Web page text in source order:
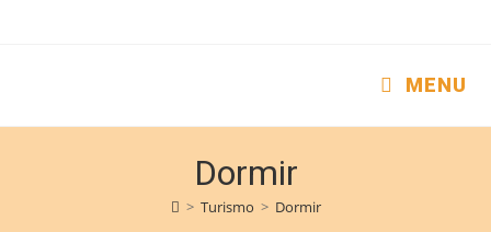
MENU
Dormir
> Turismo > Dormir